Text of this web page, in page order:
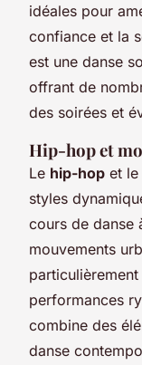
idéales pour
confiance et la
est une danse
offrant de
des soirées et
Hip-hop et
Le hip-hop et le
styles
cours de danse
mouvements
performances
combine des
danse